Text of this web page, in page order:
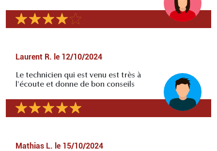
Laurent R. le 12/10/2024
Le technicien qui est venu est très à
l'écoute et donne de bon conseils
Mathias L. le 15/10/2024